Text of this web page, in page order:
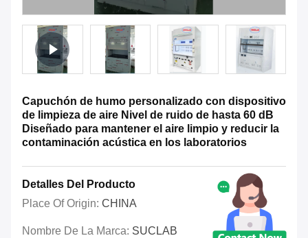
Capuchón de humo personalizado con dispositivo
de limpieza de aire Nivel de ruido de hasta 60 dB
Diseñado para mantener el aire limpio y reducir la
contaminación acústica en los laboratorios
Detalles Del Producto
Place Of Origin: CHINA
Nombre De La Marca: SUCLAB